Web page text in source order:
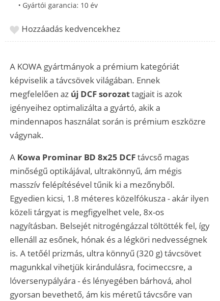
• Gyártói garancia: 10 év
Hozzáadás kedvencekhez
A KOWA gyártmányok a prémium kategóriát
képviselik a távcsövek világában. Ennek
megfelelően az új DCF sorozattagjait is azok
igényeihez optimalizálta a gyártó, akik a
mindennapos használat során is prémium eszközre
vágynak.
A Kowa Prominar BD 8x25 DCFtávcső magas
minőségű optikájával, ultrakönnyű, ám mégis
masszív felépítésével tűnik ki a mezőnyből.
Egyedien kicsi, 1.8 méteres közelfókusza - akár ilyen
közeli tárgyat is megfigyelhet vele, 8x-os
nagyításban. Belsejét nitrogéngázzal töltötték fel, így
ellenáll az esőnek, hónak és a légköri nedvességnek
is. A tetőél prizmás, ultra könnyű (320 g) távcsövet
magunkkal vihetjük kirándulásra, focimeccsre, a
lóversenypályára - és lényegében bárhová, ahol
gyorsan bevethető, ám kis méretű távcsőre van